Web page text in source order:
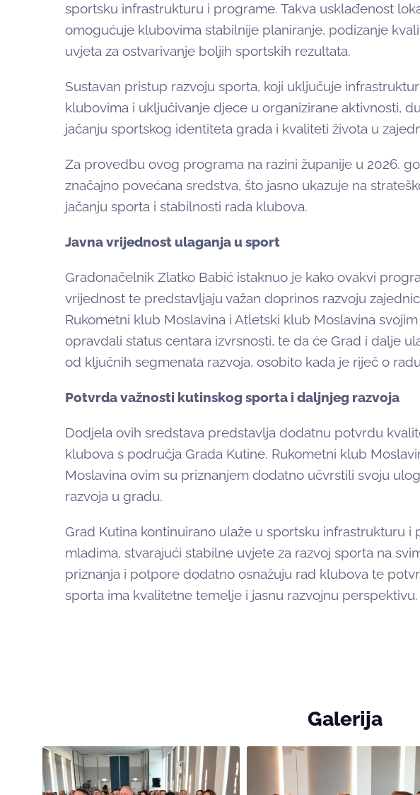
sportsku infrastrukturu i programe. Takva usklađenost
omogućuje klubovima stabilnije planiranje, podizanje
uvjeta za ostvarivanje boljih sportskih rezultata.
Sustavan pristup razvoju sporta, koji uključuje
klubovima i uključivanje djece u organizirane aktivnosti,
jačanju sportskog identiteta grada i kvaliteti života u
Za provedbu ovog programa na razini županije u 2026.
značajno povećana sredstva, što jasno ukazuje na
jačanju sporta i stabilnosti rada klubova.
Javna vrijednost ulaganja u sport
Gradonačelnik Zlatko Babić istaknuo je kako ovakvi
vrijednost te predstavljaju važan doprinos razvoju
Rukometni klub Moslavina i Atletski klub Moslavina
opravdali status centara izvrsnosti, te da će Grad i dalje
od ključnih segmenata razvoja, osobito kada je riječ o
Potvrda važnosti kutinskog sporta i daljnjeg razvoja
Dodjela ovih sredstava predstavlja dodatnu potvrdu
klubova s područja Grada Kutine. Rukometni klub
Moslavina ovim su priznanjem dodatno učvrstili svoju
razvoja u gradu.
Grad Kutina kontinuirano ulaže u sportsku infrastrukturu i
mladima, stvarajući stabilne uvjete za razvoj sporta na
priznanja i potpore dodatno osnažuju rad klubova te
sporta ima kvalitetne temelje i jasnu razvojnu perspektivu.
Galerija